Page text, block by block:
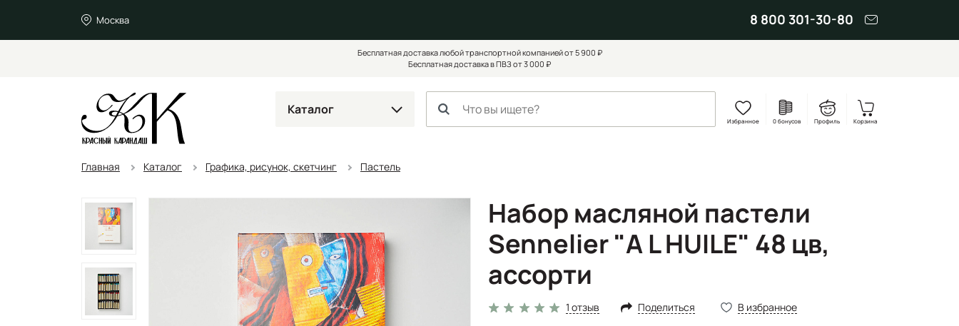
Москва 8 800 301-30-80
Бесплатная доставка любой транспортной компанией от 5 900 ₽
Бесплатная доставка в ПВЗ от 3 000 ₽
Каталог
Избранное 0 бонусов Профиль Корзина
Главная Каталог Графика, рисунок, скетчинг Пастель
Набор масляной пастели
Sennelier "A L HUILE" 48 цв,
ассорти
1 отзыв Поделиться В избранное